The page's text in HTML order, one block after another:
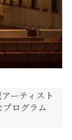
ーティスト
ログラム